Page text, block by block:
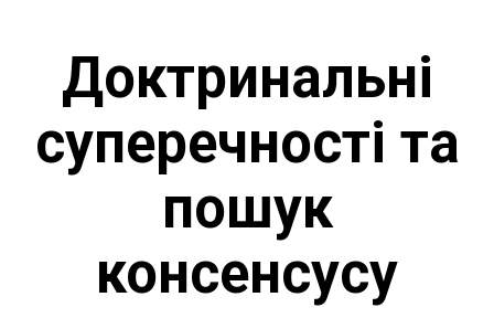
Доктринальні
суперечності та
пошук
консенсусу